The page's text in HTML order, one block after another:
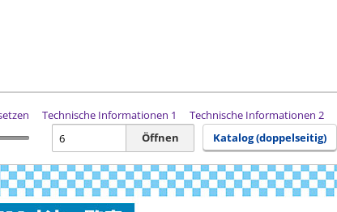
Technische Informationen 1 Technische Informationen 2
Öffnen
Katalog (doppelseitig)